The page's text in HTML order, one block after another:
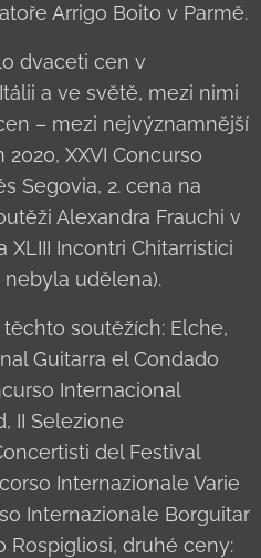
Arrigo Boito v Parmě.
dvaceti cen v
a ve světě, mezi nimi
– mezi nejvýznamnější
XXVI Concurso
Segovia, 2. cena na
Alexandra Frauchi v
XLIII Incontri Chitarristici
udělena).
soutěžích: Elche,
Guitarra el Condado
Internacional
II Selezione
del Festival
Internazionale Varie
Internazionale Borguitar
Rospigliosi, druhé ceny: